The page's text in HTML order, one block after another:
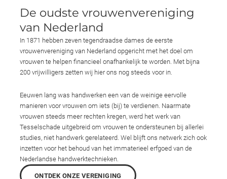
De oudste vrouwenvereniging
van Nederland
In 1871 hebben zeven tegendraadse dames de eerste
vrouwenvereniging van Nederland opgericht met het doel om
vrouwen te helpen financieel onafhankelijk te worden. Met bijna
200 vrijwilligers zetten wij hier ons nog steeds voor in.
Eeuwen lang was handwerken een van de weinige eervolle
manieren voor vrouwen om iets (bij) te verdienen. Naarmate
vrouwen steeds meer rechten kregen, werd het werk van
Tesselschade uitgebreid om vrouwen te ondersteunen bij allerlei
studies, niet handwerk gerelateerd. Wel blijft ons netwerk zich ook
inzetten voor het behoud van het immaterieel erfgoed van de
Nederlandse handwerktechnieken.
ONTDEK ONZE VERENIGING